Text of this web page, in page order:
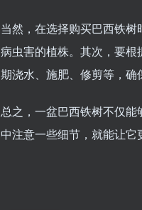
当然，在选择购买巴西铁
病虫害的植株。其次，要
期浇水、施肥、修剪等，确
总之，一盆巴西铁树不仅
中注意一些细节，就能让